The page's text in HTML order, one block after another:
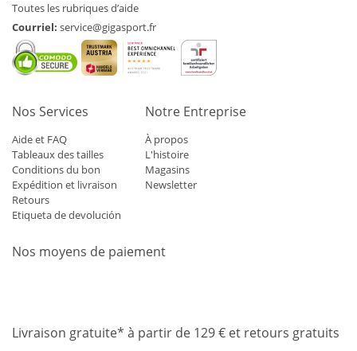
Toutes les rubriques d’aide
Courriel: service@gigasport.fr
Nos Services
Aide et FAQ
Tableaux des tailles
Conditions du bon
Expédition et livraison
Retours
Etiqueta de devolución
Notre Entreprise
À propos
L'histoire
Magasins
Newsletter
Nos moyens de paiement
Livraison gratuite* à partir de 129 € et retours gratuits